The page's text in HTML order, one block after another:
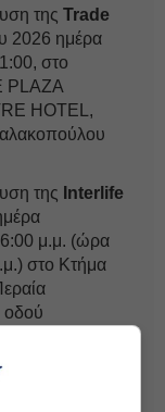
της Trade
2026 ημέρα
στο
PLAZA
HOTEL,
της Interlife
μ.μ. (ώρα
στο Κτήμα
οδού